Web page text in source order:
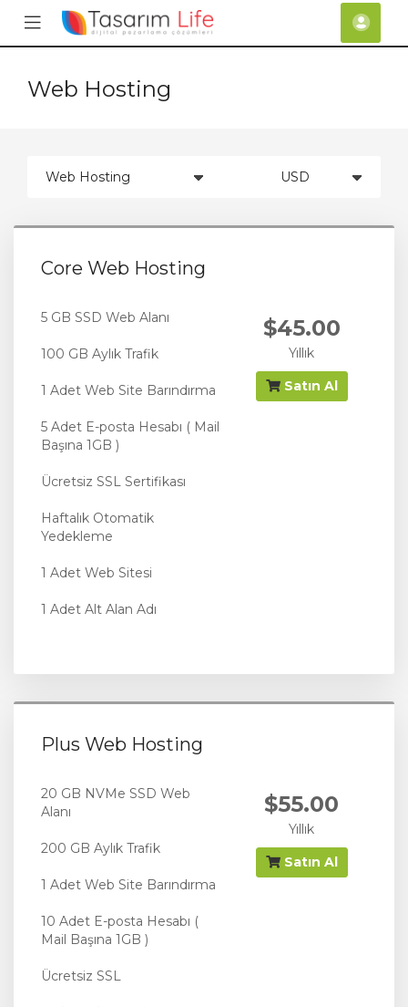
Mobile
Web Hosting
Core Web Hosting
5 GB SSD Web Alanı
100 GB Aylık Trafik
1 Adet Web Site Barındırma
5 Adet E-posta Hesabı ( Mail
Başına 1GB )
Ücretsiz SSL Sertifikası
Haftalık Otomatik
Yedekleme
1 Adet Web Sitesi
1 Adet Alt Alan Adı
$45.00
Yıllık
Satın Al
Plus Web Hosting
20 GB NVMe SSD Web
Alanı
200 GB Aylık Trafik
1 Adet Web Site Barındırma
10 Adet E-posta Hesabı (
Mail Başına 1GB )
Ücretsiz SSL
$55.00
Yıllık
Satın Al